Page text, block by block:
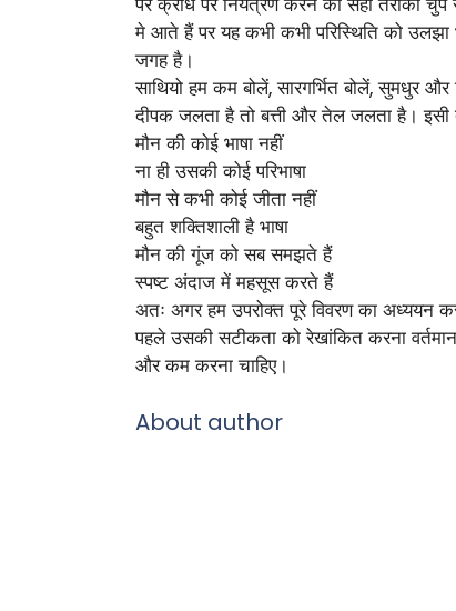
मे आते हैं पर यह कभी कभी परिस्थिति को उलझा
जगह है।
साथियो हम कम बोलें, सारगर्भित बोलें, सुमधुर
दीपक जलता है तो बत्ती और तेल जलता है। इसी
मौन की कोई भाषा नहीं
ना ही उसकी कोई परिभाषा
मौन से कभी कोई जीता नहीं
बहुत शक्तिशाली है भाषा
मौन की गूंज को सब समझते हैं
स्पष्ट अंदाज में महसूस करते हैं
अतः अगर हम उपरोक्त पूरे विवरण का अध्ययन
पहले उसकी सटीकता को रेखांकित करना
और कम करना चाहिए।
About author